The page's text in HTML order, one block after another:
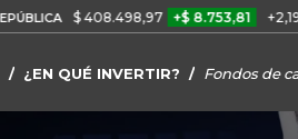
$ 408.498,97 +$ 8.753,81 +2,19%
¿EN QUÉ INVERTIR? Fondos de